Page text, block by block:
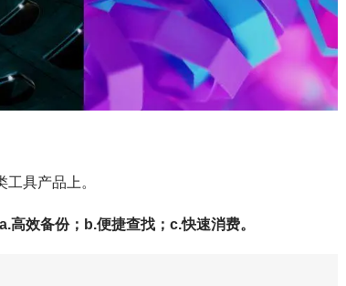
具产品上。
a.高效备份；b.便捷查找；c.快速消费。